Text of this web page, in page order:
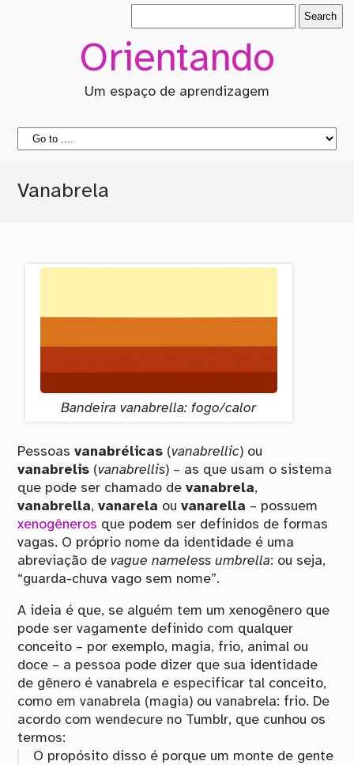
Orientando
Um espaço de aprendizagem
Vanabrela
Bandeira vanabrella: fogo/calor
Pessoasvanabrélicas (vanabrellic) ou
vanabrelis (vanabrellis) – as que usam o sistema
que pode ser chamado devanabrela,
vanabrella,vanarela ouvanarella – possuem
xenogêneros que podem ser definidos de formas
vagas. O próprio nome da identidade é uma
abreviação devague nameless umbrella: ou seja,
“guarda-chuva vago sem nome”.
A ideia é que, se alguém tem um xenogênero que
pode ser vagamente definido com qualquer
conceito – por exemplo, magia, frio, animal ou
doce – a pessoa pode dizer que sua identidade
de gênero é vanabrela e especificar tal conceito,
como em vanabrela (magia) ou vanabrela: frio. De
acordo com wendecure no Tumblr, que cunhou os
termos:
O propósito disso é porque um monte de gente